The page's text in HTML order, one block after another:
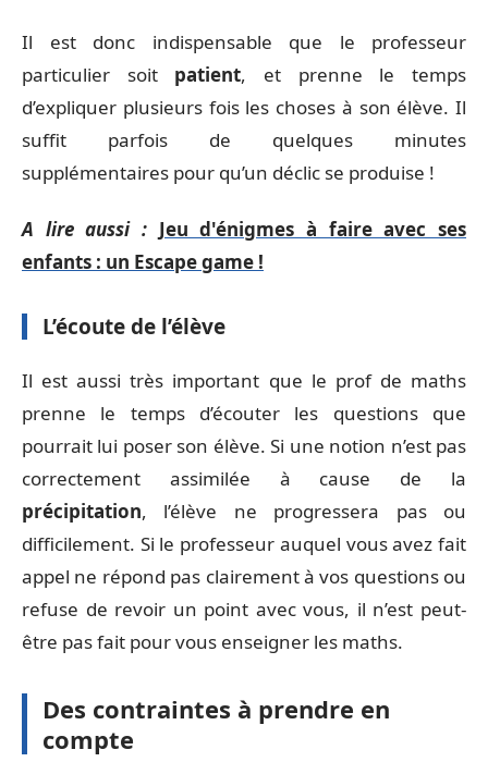
Il est donc indispensable que le professeur
particulier soit patient, et prenne le temps
d’expliquer plusieurs fois les choses à son élève. Il
suffit parfois de quelques minutes
supplémentaires pour qu’un déclic se produise !
A lire aussi : Jeu d'énigmes à faire avec ses
enfants : un Escape game !
L’écoute de l’élève
Il est aussi très important que le prof de maths
prenne le temps d’écouter les questions que
pourrait lui poser son élève. Si une notion n’est pas
correctement assimilée à cause de la
précipitation, l’élève ne progressera pas ou
difficilement. Si le professeur auquel vous avez fait
appel ne répond pas clairement à vos questions ou
refuse de revoir un point avec vous, il n’est peut-
être pas fait pour vous enseigner les maths.
Des contraintes à prendre en
compte